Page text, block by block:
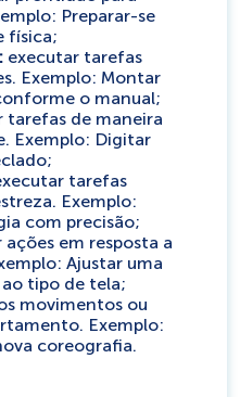
Preparar-se
física;
executar tarefas
Exemplo: Montar
o manual;
tarefas de maneira
Exemplo: Digitar
tarefas
Exemplo:
com precisão;
em resposta a
Ajustar uma
tipo de tela;
movimentos ou
Exemplo:
coreografia.